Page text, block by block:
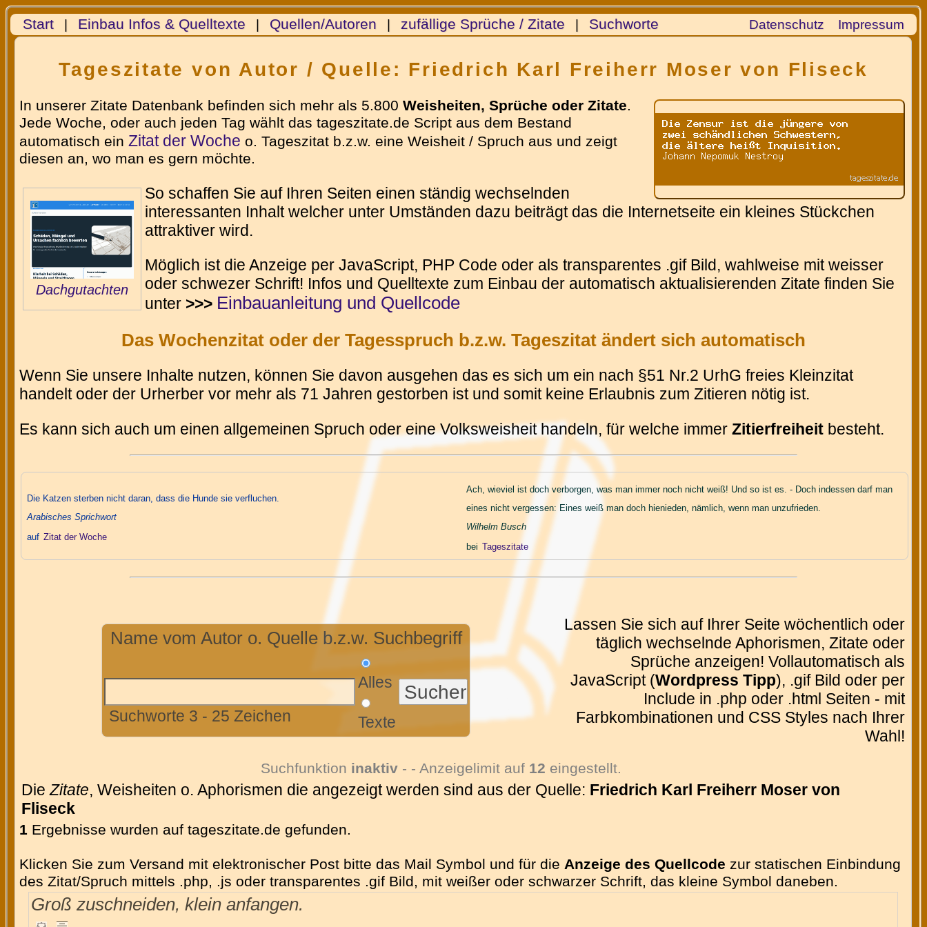
Start| Einbau Infos & Quelltexte | Quellen/Autoren | zufällige Sprüche / Zitate | Suchworte Datenschutz Impressum
Tageszitate von Autor / Quelle: Friedrich Karl Freiherr Moser von Fliseck
In unserer Zitate Datenbank befinden sich mehr als 5.800Weisheiten, Sprüche oder Zitate.
Jede Woche, oder auch jeden Tag wählt das tageszitate.de Script aus dem Bestand
automatisch einZitat der Woche o. Tageszitat b.z.w. eine Weisheit / Spruch aus und zeigt
diesen an, wo man es gern möchte.
Dachgutachten
So schaffen Sie auf Ihren Seiten einen ständig wechselnden
interessanten Inhalt welcher unter Umständen dazu beiträgt das die Internetseite ein kleines Stückchen
attraktiver wird.
Möglich ist die Anzeige per JavaScript, PHP Code oder als transparentes .gif Bild, wahlweise mit weisser
oder schwezer Schrift! Infos und Quelltexte zum Einbau der automatisch aktualisierenden Zitate finden Sie
unter >>> Einbauanleitung und Quellcode
Das Wochenzitat oder der Tagesspruch b.z.w. Tageszitat ändert sich automatisch
Wenn Sie unsere Inhalte nutzen, können Sie davon ausgehen das es sich um ein nach §51 Nr.2 UrhG freies Kleinzitat
handelt oder der Urherber vor mehr als 71 Jahren gestorben ist und somit keine Erlaubnis zum Zitieren nötig ist.
Es kann sich auch um einen allgemeinen Spruch oder eine Volksweisheit handeln, für welche immerZitierfreiheit besteht.
Die Katzen sterben nicht daran, dass die Hunde sie verfluchen.
Arabisches Sprichwort
auf Zitat der Woche
Ach, wieviel ist doch verborgen, was man immer noch nicht weiß! Und so ist es. - Doch indessen darf man
eines nicht vergessen: Eines weiß man doch hienieden, nämlich, wenn man unzufrieden.
Wilhelm Busch
bei Tageszitate
Name vom Autor o. Quelle b.z.w. Suchbegriff
Suchworte 3 - 25 Zeichen
Alles
Texte
Lassen Sie sich auf Ihrer Seite wöchentlich oder
täglich wechselnde Aphorismen, Zitate oder
Sprüche anzeigen! Vollautomatisch als
JavaScript (Wordpress Tipp), .gif Bild oder per
Include in .php oder .html Seiten - mit
Farbkombinationen und CSS Styles nach Ihrer
Wahl!
Suchfunktion inaktiv- - Anzeigelimit auf 12 eingestellt.
DieZitate, Weisheiten o. Aphorismen die angezeigt werden sind aus der Quelle: Friedrich Karl Freiherr Moser von
Fliseck
1 Ergebnisse wurden auf tageszitate.de gefunden.
Klicken Sie zum Versand mit elektronischer Post bitte das Mail Symbol und für die Anzeige des Quellcode zur statischen Einbindung
des Zitat/Spruch mittels .php, .js oder transparentes .gif Bild, mit weißer oder schwarzer Schrift, das kleine Symbol daneben.
Groß zuschneiden, klein anfangen.